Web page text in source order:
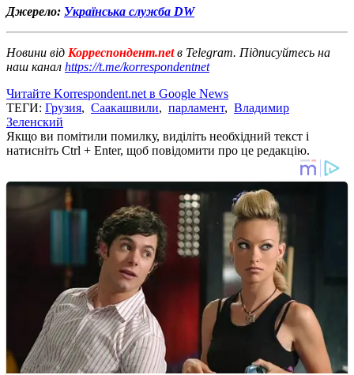
Джерело: Українська служба DW
Новини від Корреспондент.netв Telegram. Підписуйтесь на
наш канал https://t.me/korrespondentnet
Читайте Korrespondent.net в Google News
ТЕГИ: Грузия, Саакашвили, парламент, Владимир
Зеленский
Якщо ви помітили помилку, виділіть необхідний текст і
натисніть Ctrl + Enter, щоб повідомити про це редакцію.